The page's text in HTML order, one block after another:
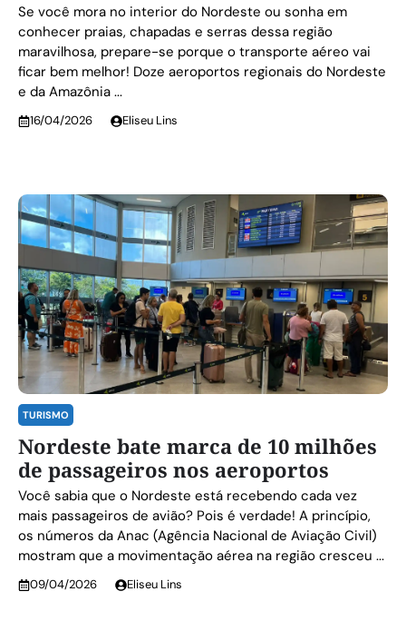
Se você mora no interior do Nordeste ou sonha em
conhecer praias, chapadas e serras dessa região
maravilhosa, prepare-se porque o transporte aéreo vai
ficar bem melhor! Doze aeroportos regionais do Nordeste
e da Amazônia ...
16/04/2026 Eliseu Lins
TURISMO
Nordeste bate marca de 10 milhões
de passageiros nos aeroportos
Você sabia que o Nordeste está recebendo cada vez
mais passageiros de avião? Pois é verdade! A princípio,
os números da Anac (Agência Nacional de Aviação Civil)
mostram que a movimentação aérea na região cresceu ...
09/04/2026 Eliseu Lins